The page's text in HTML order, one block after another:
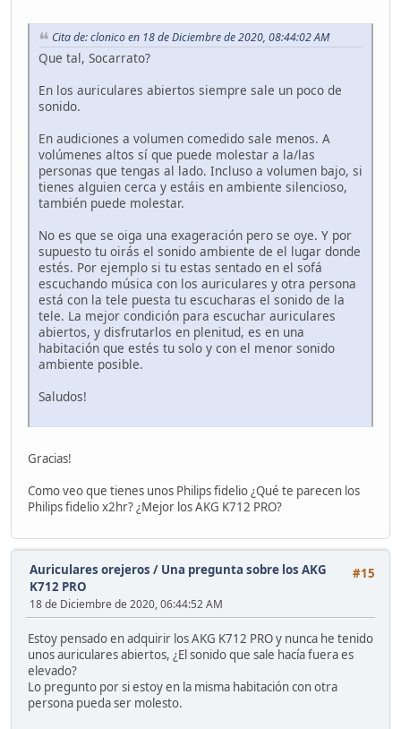
Cita de: clonico en 18 de Diciembre de 2020, 08:44:02 AM
Que tal, Socarrato?
En los auriculares abiertos siempre sale un poco de
sonido.
En audiciones a volumen comedido sale menos. A
volúmenes altos sí que puede molestar a la/las
personas que tengas al lado. Incluso a volumen bajo, si
tienes alguien cerca y estáis en ambiente silencioso,
también puede molestar.
No es que se oiga una exageración pero se oye. Y por
supuesto tu oirás el sonido ambiente de el lugar donde
estés. Por ejemplo si tu estas sentado en el sofá
escuchando música con los auriculares y otra persona
está con la tele puesta tu escucharas el sonido de la
tele. La mejor condición para escuchar auriculares
abiertos, y disfrutarlos en plenitud, es en una
habitación que estés tu solo y con el menor sonido
ambiente posible.
Saludos!
Gracias!
Como veo que tienes unos Philips fidelio ¿Qué te parecen los
Philips fidelio x2hr? ¿Mejor los AKG K712 PRO?
#15
Auriculares orejeros / Una pregunta sobre los AKG
K712 PRO
18 de Diciembre de 2020, 06:44:52 AM
Estoy pensado en adquirir los AKG K712 PRO y nunca he tenido
unos auriculares abiertos, ¿El sonido que sale hacía fuera es
elevado?
Lo pregunto por si estoy en la misma habitación con otra
persona pueda ser molesto.